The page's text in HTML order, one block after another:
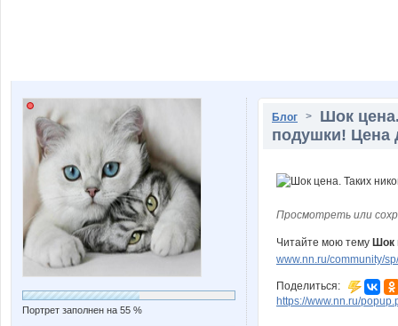
Портрет заполнен на 55 %
Блог > Шок
подушки! Цена
Просмотреть или
Читайте мою тему Шок
www.nn.ru/community/
Поделиться:
https://www.nn.ru/